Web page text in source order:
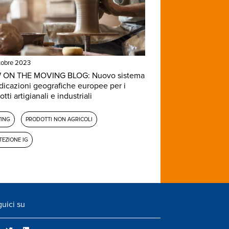
2023
ON THE MOVING BLOG: Nuovo sistema
geografiche europee per i
artigianali e industriali
PRODOTTI NON AGRICOLI
IG
su